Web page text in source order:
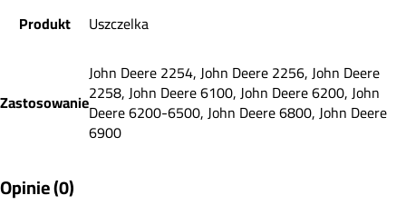
Produkt
Uszczelka
Zastosowanie
John Deere 2254, John Deere 2256, John Deere
2258, John Deere 6100, John Deere 6200, John
Deere 6200-6500, John Deere 6800, John Deere
6900
Opinie (0)